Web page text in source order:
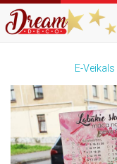
E-Veikals